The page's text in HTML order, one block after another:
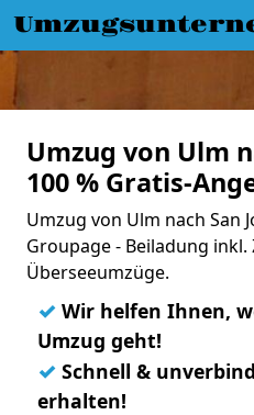
Umzug von Ulm
100 % Gratis-
Umzug von Ulm nach San
Groupage - Beiladung
Überseeumzüge.
✓ Wir helfen Ihnen,
Umzug geht!
✓ Schnell &
erhalten!